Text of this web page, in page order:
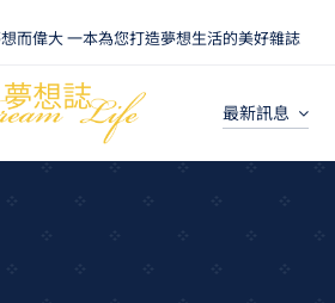
而偉大 一本為您打造夢想生活的美好雜誌
最新訊息